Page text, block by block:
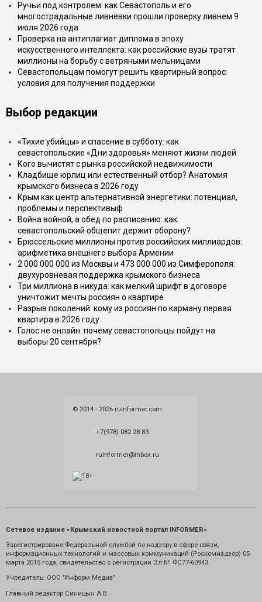
Ручьи под контролем: как Севастополь и его
многострадальные ливнёвки прошли проверку ливнем 9
июля 2026 года
Проверка на антиплагиат диплома в эпоху
искусственного интеллекта: как российские вузы тратят
миллионы на борьбу с ветряными мельницами
Севастопольцам помогут решить квартирный вопрос:
условия для получения поддержки
Выбор редакции
«Тихие убийцы» и спасение в субботу: как
севастопольские «Дни здоровья» меняют жизни людей
Кого вычистят с рынка российской недвижимости
Кладбище юрлиц или естественный отбор? Анатомия
крымского бизнеса в 2026 году
Крым как центр альтернативной энергетики: потенциал,
проблемы и перспективыф
Война войной, а обед по расписанию: как
севастопольский общепит держит оборону?
Брюссельские миллионы против российских миллиардов:
арифметика внешнего выбора Армении
2 000 000 000 из Москвы и 473 000 000 из Симферополя:
двухуровневая поддержка крымского бизнеса
Три миллиона в никуда: как мелкий шрифт в договоре
уничтожит мечты россиян о квартире
Разрыв поколений: кому из россиян по карману первая
квартира в 2026 году
Голос не онлайн: почему севастопольцы пойдут на
выборы 20 сентября?
© 2014 - 2026 ruinformer.com
+7(978) 082 28 83
ruinformer@inbox.ru
Сетевое издание «Крымский новостной портал INFORMER»
Зарегистрировано Федеральной службой по надзору в сфере связи,
информационных технологий и массовых коммуникаций (Роскомнадзор) 05
марта 2015 года, свидетельство о регистрации Эл № ФС77-60943.
Учредитель: ООО "Информ Медиа"
Главный редактор Синицын А.В.